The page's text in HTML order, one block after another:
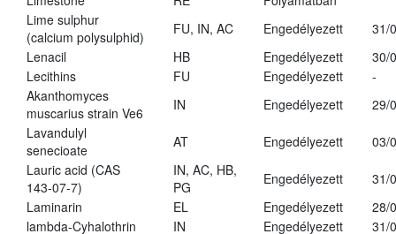
Lime sulphur
(calcium polysulphid)
FU, IN, AC Engedélyezett
31/
Lenacil
HB Engedélyezett
30/
Lecithins
FU Engedélyezett
-
Akanthomyces
muscarius strain Ve6
IN Engedélyezett
29/
Lavandulyl
senecioate
AT Engedélyezett
03/
Lauric acid (CAS
143-07-7)
IN, AC, HB,
PG
Engedélyezett
31/
Laminarin
EL Engedélyezett
28/
lambda-Cyhalothrin
IN Engedélyezett
31/